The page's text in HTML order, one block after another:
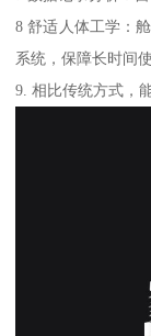
8 舒适人体工学：
系统，保障长时间
9. 相比传统方式，